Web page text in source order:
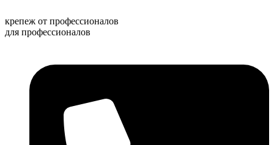
к
содержимому
крепеж от профессионалов
для профессионалов